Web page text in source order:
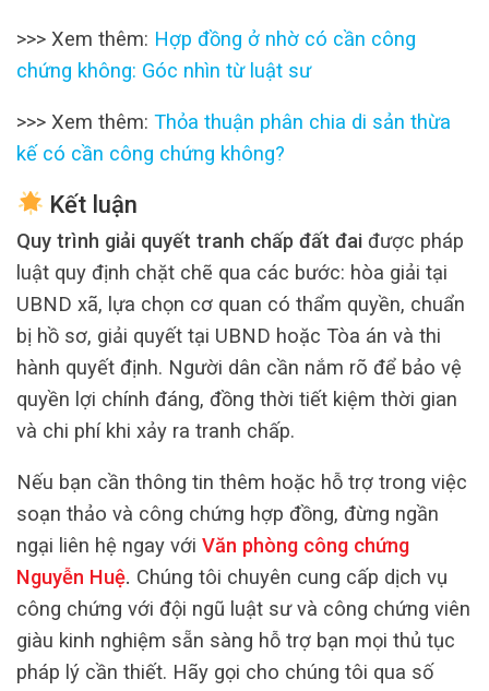
>>> Xem thêm: Hợp đồng ở nhờ có cần công
chứng không: Góc nhìn từ luật sư
>>> Xem thêm: Thỏa thuận phân chia di sản thừa
kế có cần công chứng không?
Kết luận
Quy trình giải quyết tranh chấp đất đai được pháp
luật quy định chặt chẽ qua các bước: hòa giải tại
UBND xã, lựa chọn cơ quan có thẩm quyền, chuẩn
bị hồ sơ, giải quyết tại UBND hoặc Tòa án và thi
hành quyết định. Người dân cần nắm rõ để bảo vệ
quyền lợi chính đáng, đồng thời tiết kiệm thời gian
và chi phí khi xảy ra tranh chấp.
Nếu bạn cần thông tin thêm hoặc hỗ trợ trong việc
soạn thảo và công chứng hợp đồng, đừng ngần
ngại liên hệ ngay với Văn phòng công chứng
Nguyễn Huệ. Chúng tôi chuyên cung cấp dịch vụ
công chứng với đội ngũ luật sư và công chứng viên
giàu kinh nghiệm sẵn sàng hỗ trợ bạn mọi thủ tục
pháp lý cần thiết. Hãy gọi cho chúng tôi qua số